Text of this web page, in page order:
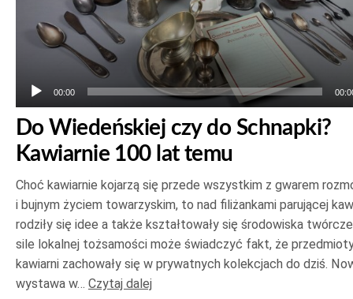
00:00
Do Wiedeńskiej czy do Schnapki?
Kawiarnie 100 lat temu
Choć kawiarnie kojarzą się przede wszystkim z gwarem
i bujnym życiem towarzyskim, to nad filiżankami parującej
rodziły się idee a także kształtowały się środowiska
sile lokalnej tożsamości może świadczyć fakt, że
kawiarni zachowały się w prywatnych kolekcjach do dziś.
wystawa w… Czytaj dalej